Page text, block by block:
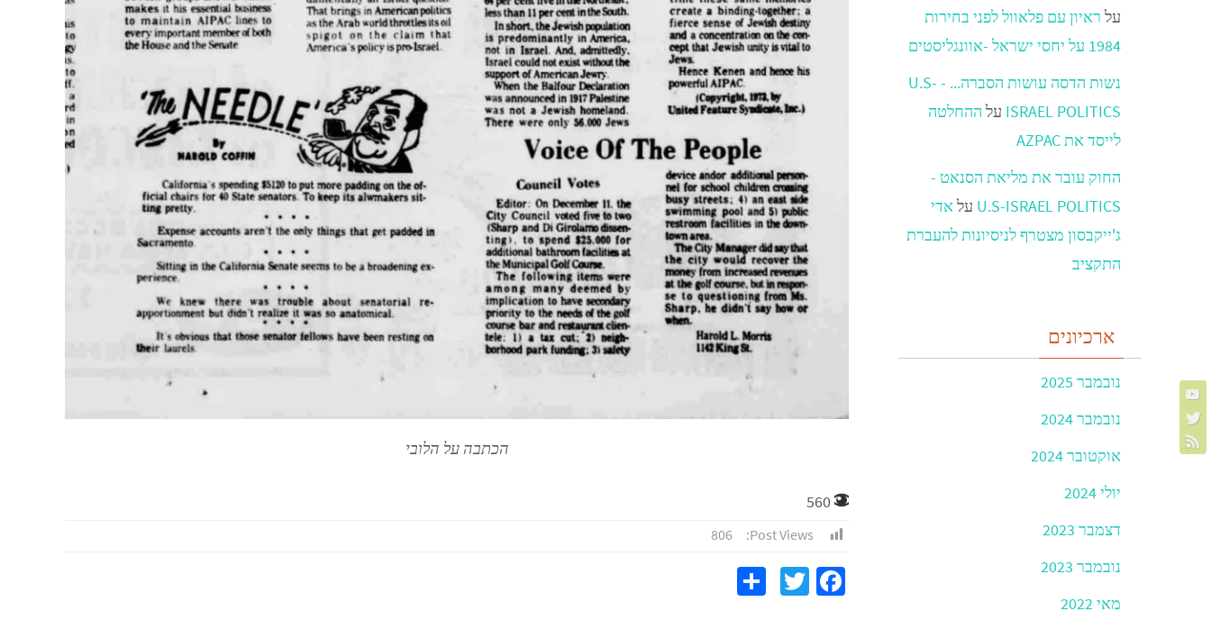
הכתבה על הלובי
Post Views:
806
Fa
T
על ראיון עם פלאוול לפני בחירות
1984 על יחסי ישראל -אוונגליסטים
נשות הדסה עושות הסברה... - U.S-
ISRAEL POLITICS על ההחלטה
לייסד את AZPAC
החוק עובר את מליאת הסנאט -
U.S-ISRAEL POLITICS על אדי
ג'ייקבסון מצטרף לניסיונות להעברת
התקציב
ארכיונים
נובמבר 2025
נובמבר 2024
אוקטובר 2024
יולי 2024
דצמבר 2023
נובמבר 2023
מאי 2022